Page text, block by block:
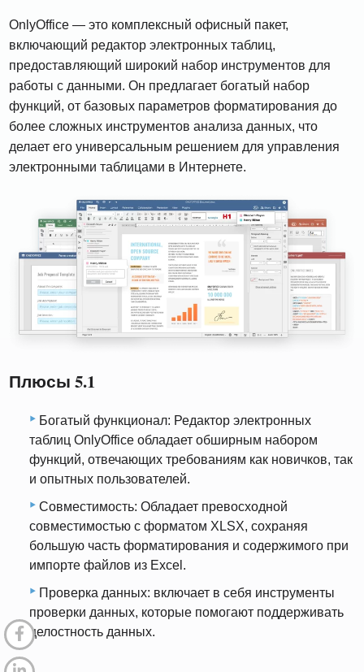
OnlyOffice — это комплексный офисный пакет,
включающий редактор электронных таблиц,
предоставляющий широкий набор инструментов для
работы с данными. Он предлагает богатый набор
функций, от базовых параметров форматирования до
более сложных инструментов анализа данных, что
делает его универсальным решением для управления
электронными таблицами в Интернете.
Плюсы 5.1
Богатый функционал: Редактор электронных
таблиц OnlyOffice обладает обширным набором
функций, отвечающих требованиям как новичков, так
и опытных пользователей.
Совместимость: Обладает превосходной
совместимостью с форматом XLSX, сохраняя
большую часть форматирования и содержимого при
импорте файлов из Excel.
Проверка данных: включает в себя инструменты
проверки данных, которые помогают поддерживать
целостность данных.